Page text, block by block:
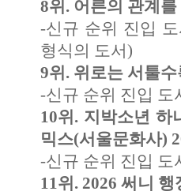
8위. 어른의 관계
-신규 순위 진입
형식의 도서)
9위. 위로는 서툴
-신규 순위 진입 도
10위. 지박소년
믹스(서울문화사)
-신규 순위 진입 도
11위. 2026 써니